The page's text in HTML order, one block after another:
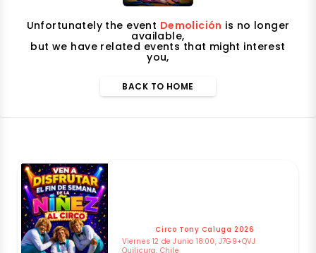
Unfortunately the event Demolición is no longer
available,
but we have related events that might interest
you,
BACK TO HOME
Circo Tony Caluga 2026
Viernes 12 de Junio 18:00, J7G9+QVJ
Quilicura, Chile